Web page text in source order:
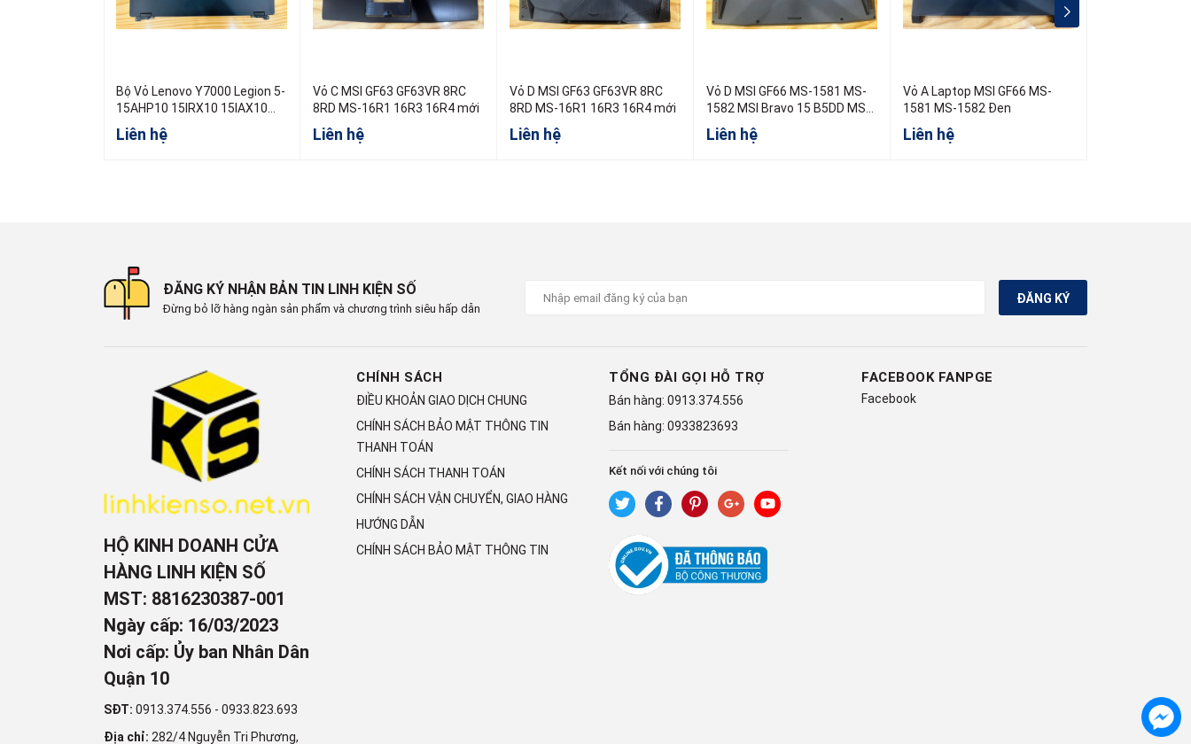
Bộ Vỏ Lenovo Y7000 Legion 5-
15AHP10 15IRX10 15IAX10
R7000 Y7000 Đời 2025
Liên hệ
Vỏ C MSI GF63 GF63VR 8RC
8RD MS-16R1 16R3 16R4 mới
Liên hệ
Vỏ D MSI GF63 GF63VR 8RC
8RD MS-16R1 16R3 16R4 mới
Liên hệ
Vỏ D MSI GF66 MS-1581 MS-
1582 MSI Bravo 15 B5DD MS-
158K
Liên hệ
Vỏ A Laptop MSI GF66 MS-
1581 MS-1582 Đen
Liên hệ
ĐĂNG KÝ NHẬN BẢN TIN LINH KIỆN SỐ
Đừng bỏ lỡ hàng ngàn sản phẩm và chương trình siêu hấp dẫn
ĐĂNG KÝ
HỘ KINH DOANH CỬA
HÀNG LINH KIỆN SỐ
MST: 8816230387-001
Ngày cấp: 16/03/2023
Nơi cấp: Ủy ban Nhân Dân
Quận 10
SĐT: 0913.374.556 - 0933.823.693
Địa chỉ: 282/4 Nguyễn Tri Phương,
CHÍNH SÁCH
ĐIỀU KHOẢN GIAO DỊCH CHUNG
CHÍNH SÁCH BẢO MẬT THÔNG TIN
THANH TOÁN
CHÍNH SÁCH THANH TOÁN
CHÍNH SÁCH VẬN CHUYỂN, GIAO HÀNG
HƯỚNG DẪN
CHÍNH SÁCH BẢO MẬT THÔNG TIN
TỔNG ĐÀI GỌI HỖ TRỢ
Bán hàng: 0913.374.556
Bán hàng: 0933823693
Kết nối với chúng tôi
FACEBOOK FANPGE
Facebook